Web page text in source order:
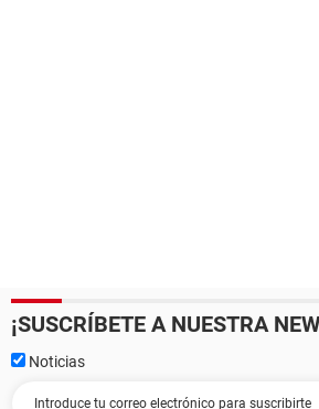
¡SUSCRÍBETE A NUESTRA
Noticias